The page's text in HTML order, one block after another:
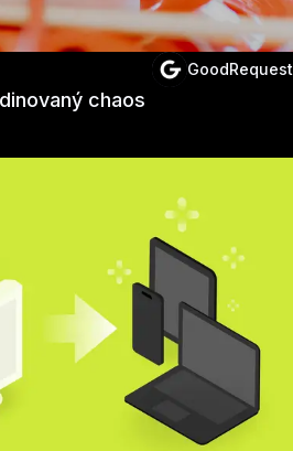
GoodRequest
chaos